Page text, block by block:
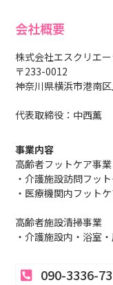
会社概要
株式会社エスクリエ
〒233-0012
神奈川県横浜市港南
代表取締役：中西薫
事業内容
高齢者フットケア事業
・介護施設訪問フッ
・医療機関内フット
高齢者施設清掃事業
・介護施設内・浴室
090-3336-